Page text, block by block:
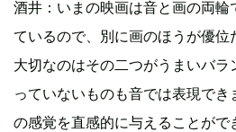
酒井：いまの映画は音と画の両輪
ているので、別に画のほうが優位
大切なのはその二つがうまいバ
っていないものも音では表現で
の感覚を直感的に与えることがで